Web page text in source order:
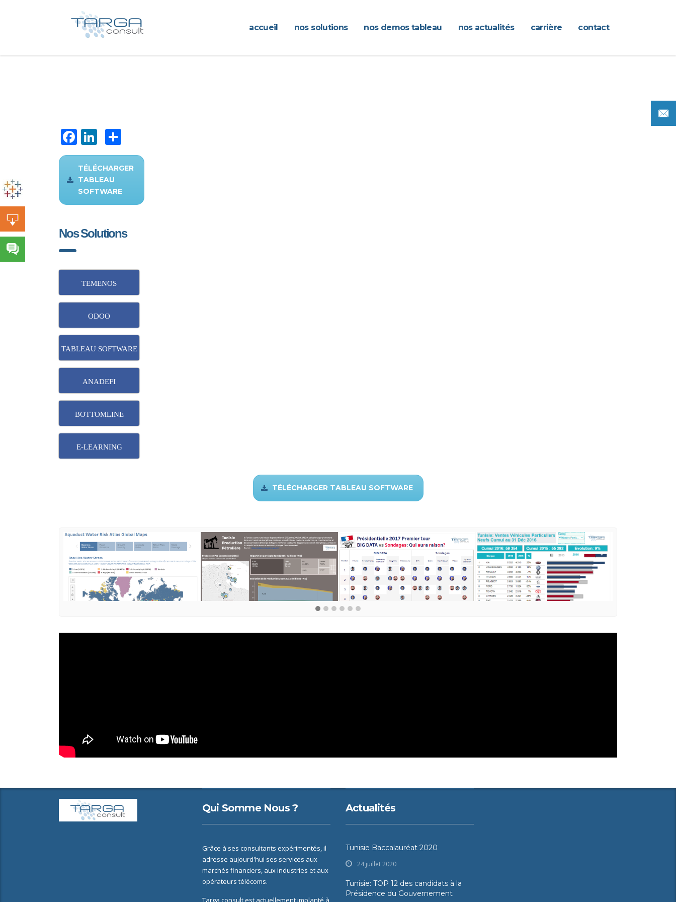
accueil nos solutions nos demos tableau nos actualités carrière contact
Facebook
LinkedIn
TÉLÉCHARGER
TABLEAU
SOFTWARE
Nos Solutions
TEMENOS
ODOO
TABLEAU SOFTWARE
ANADEFI
BOTTOMLINE
E-LEARNING
TÉLÉCHARGER TABLEAU SOFTWARE
Qui Somme Nous ?
Grâce à ses consultants expérimentés, il
adresse aujourd'hui ses services aux
marchés financiers, aux industries et aux
opérateurs télécoms.
Actualités
Tunisie Baccalauréat 2020
24 juillet 2020
Tunisie: TOP 12 des candidats à la
Présidence du Gouvernement